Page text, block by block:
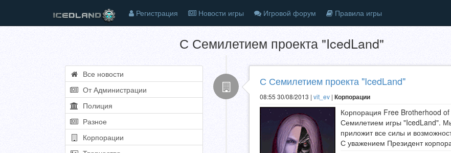
Регистрация Новости игры Игровой форум Правила игры
С Семилетием проекта "IcedLand"
Все новости
От Администрации
Полиция
Разное
Корпорации
С Семилетием проекта "IcedLand"
08:55 30/08/2013 | vit_ev | Корпорации
Корпорация Free Brotherhood of
Семилетием игры "IcedLand".
приложит все силы и
С уважением Президент